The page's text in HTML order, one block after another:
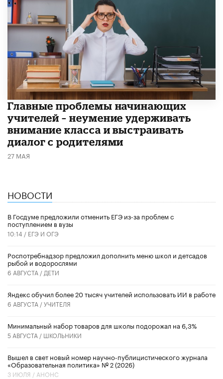
Главные проблемы начинающих
учителей – неумение удерживать
внимание класса и выстраивать
диалог с родителями
27 МАЯ
НОВОСТИ
В Госдуме предложили отменить ЕГЭ из-за проблем с
поступлением в вузы
10:14 / ЕГЭ И ОГЭ
Роспотребнадзор предложил дополнить меню школ и детсадов
рыбой и водорослями
6 АВГУСТА / ДЕТИ
​Яндекс обучил более 20 тысяч учителей использовать ИИ в работе
6 АВГУСТА /УЧИТЕЛЯ
Минимальный набор товаров для школы подорожал на 6,3%
5 АВГУСТА / ШКОЛЬНИКИ
Вышел в свет новый номер научно-публицистического журнала
«Образовательная политика» № 2 (2026)
3 ИЮЛЯ / АНОНС